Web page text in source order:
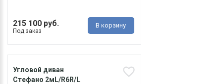
215 100 руб.
Под заказ
В корзину
Угловой диван
Стефано 2мL/R6R/L